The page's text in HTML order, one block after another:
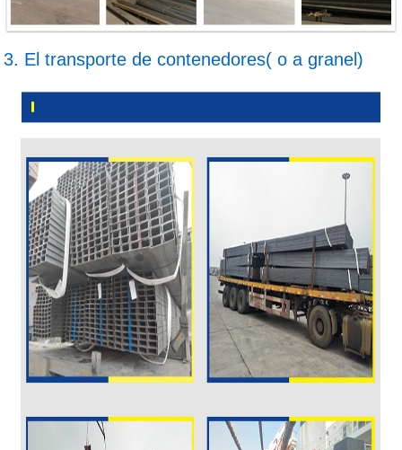
3. El transporte de contenedores( o a granel)